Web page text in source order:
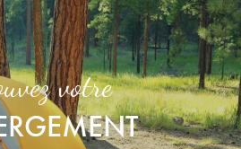
votre